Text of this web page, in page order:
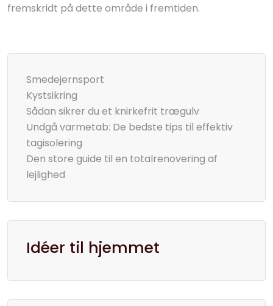
fremskridt på dette område i fremtiden.
Smedejernsport
Kystsikring
Sådan sikrer du et knirkefrit trægulv
Undgå varmetab: De bedste tips til effektiv
tagisolering
Den store guide til en totalrenovering af
lejlighed
Idéer til hjemmet